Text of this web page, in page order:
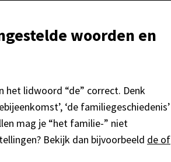
woorden en
het lidwoord “de” correct. Denk
‘de familiegeschiedenis’
mag je “het familie-” niet
Bekijk dan bijvoorbeeld de of